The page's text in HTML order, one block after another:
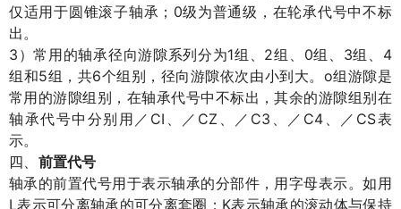
仅适用于圆锥滚子轴承； 0级为普通级，在轮承代号中不标
出。
3 ）常用的轴承径向游隙系列分为1组、 2组、 0组、 3组、 4
组和5组，共6个组别，径向游隙依次由小到大。 o组游隙是
常用的游隙组别，在轴承代号中不标出，其余的游隙组别在
轴承代号中分别用／ CI 、／ CZ 、／ C3 、／ C4 、／ CS表
示。
四、 前置代号
轴承的前置代号用于表示轴承的分部件，用字母表示。如用
L表示可分离轴承的可分离套圈； K表示轴承的滚动体与保持